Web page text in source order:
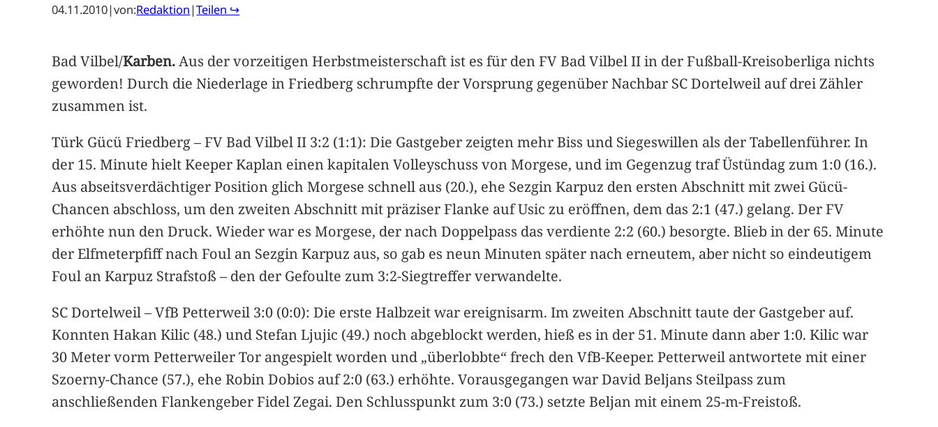
04.11.2010|von:Redaktion |Teilen ↪
Bad Vilbel/Karben.Aus der vorzeitigen Herbstmeisterschaft ist es für den FV Bad Vilbel II in der Fußball-Kreisoberliga nichts
geworden! Durch die Niederlage in Friedberg schrumpfte der Vorsprung gegenüber Nachbar SC Dortelweil auf drei Zähler
zusammen ist.
Türk Gücü Friedberg – FV Bad Vilbel II 3:2 (1:1): Die Gastgeber zeigten mehr Biss und Siegeswillen als der Tabellenführer. In
der 15. Minute hielt Keeper Kaplan einen kapitalen Volleyschuss von Morgese, und im Gegenzug traf Üstündag zum 1:0 (16.).
Aus abseitsverdächtiger Position glich Morgese schnell aus (20.), ehe Sezgin Karpuz den ersten Abschnitt mit zwei Gücü-
Chancen abschloss, um den zweiten Abschnitt mit präziser Flanke auf Usic zu eröffnen, dem das 2:1 (47.) gelang. Der FV
erhöhte nun den Druck. Wieder war es Morgese, der nach Doppelpass das verdiente 2:2 (60.) besorgte. Blieb in der 65. Minute
der Elfmeterpfiff nach Foul an Sezgin Karpuz aus, so gab es neun Minuten später nach erneutem, aber nicht so eindeutigem
Foul an Karpuz Strafstoß – den der Gefoulte zum 3:2-Siegtreffer verwandelte.
SC Dortelweil – VfB Petterweil 3:0 (0:0): Die erste Halbzeit war ereignisarm. Im zweiten Abschnitt taute der Gastgeber auf.
Konnten Hakan Kilic (48.) und Stefan Ljujic (49.) noch abgeblockt werden, hieß es in der 51. Minute dann aber 1:0. Kilic war
30 Meter vorm Petterweiler Tor angespielt worden und „überlobbte“ frech den VfB-Keeper. Petterweil antwortete mit einer
Szoerny-Chance (57.), ehe Robin Dobios auf 2:0 (63.) erhöhte. Vorausgegangen war David Beljans Steilpass zum
anschließenden Flankengeber Fidel Zegai. Den Schlusspunkt zum 3:0 (73.) setzte Beljan mit einem 25-m-Freistoß.